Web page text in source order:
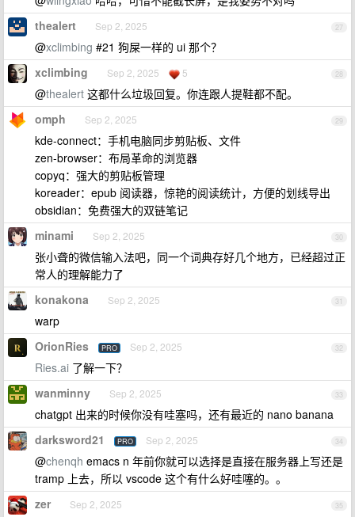
27
thealert Sep 2, 2025
@xclimbing #21 狗屎一样的 ui 那个？
28
xclimbing Sep 2, 2025 5
@thealert 这都什么垃圾回复。你连跟人提鞋都不配。
29
omph Sep 2, 2025
kde-connect：手机电脑同步剪贴板、文件
zen-browser：布局革命的浏览器
copyq：强大的剪贴板管理
koreader：epub 阅读器，惊艳的阅读统计，方便的划线导出
obsidian：免费强大的双链笔记
30
minami Sep 2, 2025
张小聋的微信输入法吧，同一个词典存好几个地方，已经超过正
常人的理解能力了
31
konakona Sep 2, 2025
warp
32
OrionRies PRO Sep 2, 2025
Ries.ai 了解一下？
33
wanminny Sep 2, 2025
chatgpt 出来的时候你没有哇塞吗，还有最近的 nano banana
34
darksword21 PRO Sep 2, 2025
@chenqh emacs n 年前你就可以选择是直接在服务器上写还是
tramp 上去，所以 vscode 这个有什么好哇噻的。。
35
zer Sep 2, 2025